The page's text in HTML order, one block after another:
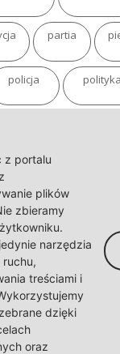
partia
policja polityka
TVN
wojna
Władimir
z portalu
plików
zbieramy
narzędzia
treściami i
dzięki
oraz